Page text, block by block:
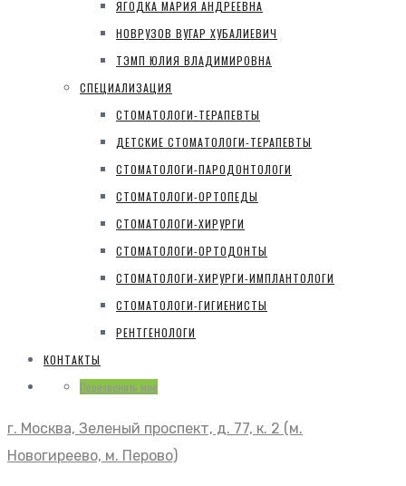
ЯГОДКА МАРИЯ АНДРЕЕВНА
НОВРУЗОВ ВУГАР ХУБАЛИЕВИЧ
ТЭМП ЮЛИЯ ВЛАДИМИРОВНА
СПЕЦИАЛИЗАЦИЯ
СТОМАТОЛОГИ-ТЕРАПЕВТЫ
ДЕТСКИЕ СТОМАТОЛОГИ-ТЕРАПЕВТЫ
СТОМАТОЛОГИ-ПАРОДОНТОЛОГИ
СТОМАТОЛОГИ-ОРТОПЕДЫ
СТОМАТОЛОГИ-ХИРУРГИ
СТОМАТОЛОГИ-ОРТОДОНТЫ
СТОМАТОЛОГИ-ХИРУРГИ-ИМПЛАНТОЛОГИ
СТОМАТОЛОГИ-ГИГИЕНИСТЫ
РЕНТГЕНОЛОГИ
КОНТАКТЫ
Перезвонить мне
г. Москва, Зеленый проспект, д. 77, к. 2 (м.
Новогиреево, м. Перово)